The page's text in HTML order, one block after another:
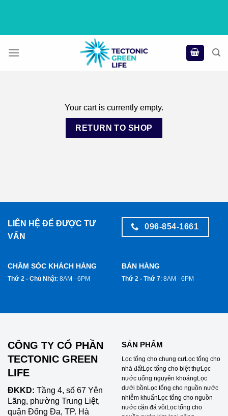
Your cart is currently empty.
RETURN TO SHOP
LIÊN HỆ ĐỂ ĐƯỢC TƯ
VẤN
096-854-1661
CHĂM SÓC KHÁCH HÀNG
Thứ 2 - Chủ Nhật: 8AM - 6PM
BÁN HÀNG
Thứ 2 - Thứ 7: 8AM - 6PM
CÔNG TY CỔ PHẦN
TECTONIC GREEN
LIFE
ĐKKD: Tầng 4, số 67 Yên
Lãng, phường Trung Liệt,
quận Đống Đa, TP. Hà
SẢN PHẨM
Lọc tổng cho chung cưLọc tổng cho
nhà đấtLọc tổng cho biệt thựLọc
nước uống nguyên khoáng Lọc
dưới bồn Lọc tổng cho nguồn nước
nhiễm khuẩn Lọc tổng cho nguồn
nước cặn đá vôi Lọc tổng cho